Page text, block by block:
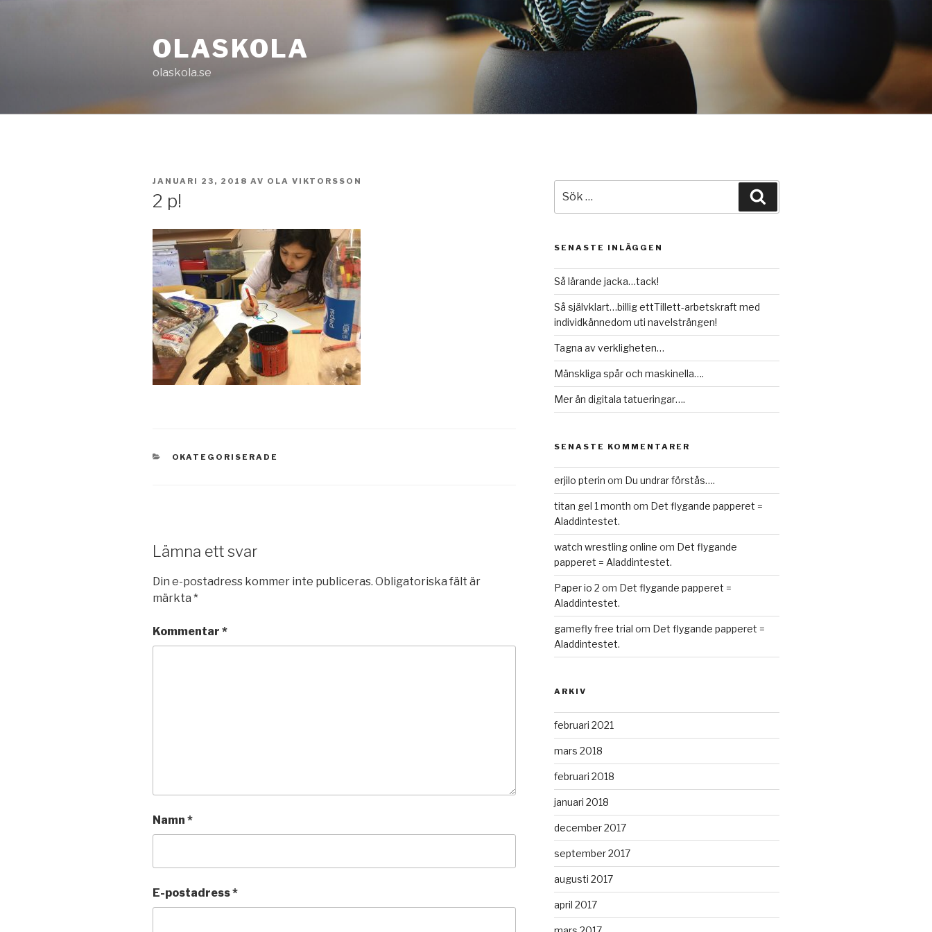
OLASKOLA
olaskola.se
PUBLICERAT
JANUARI 23, 2018 AV OLA VIKTORSSON
2 p!
KATEGORIER
OKATEGORISERADE
Lämna ett svar
Din e-postadress kommer inte publiceras. Obligatoriska fält är
märkta *
Kommentar *
Namn *
E-postadress*
efter:
SENASTE INLÄGGEN
Så lärande jacka…tack!
Så självklart…billig ettTillett-arbetskraft med
individkännedom uti navelsträngen!
Tagna av verkligheten…
Mänskliga spår och maskinella….
Mer än digitala tatueringar….
SENASTE KOMMENTARER
erjilo pterin om Du undrar förstås….
titan gel 1 month om Det flygande papperet =
Aladdintestet.
watch wrestling online om Det flygande
papperet = Aladdintestet.
Paper io 2 om Det flygande papperet =
Aladdintestet.
gamefly free trial om Det flygande papperet =
Aladdintestet.
ARKIV
februari 2021
mars 2018
februari 2018
januari 2018
december 2017
september 2017
augusti 2017
april 2017